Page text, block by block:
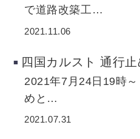
で道路改築工…
2021.11.06
四国カルスト 通行
2021年7月24日19時
めと…
2021.07.31